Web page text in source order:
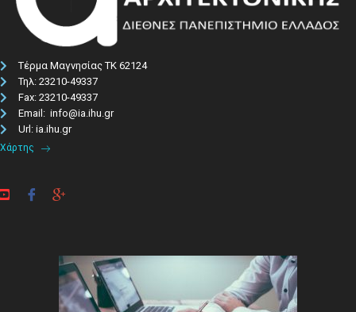
Τέρμα Μαγνησίας ΤΚ 62124
Τηλ: 23210-49337​
Fax: 23210-49337
Email: info@ia.ihu.gr
Url: ia.ihu.gr
Χάρτης